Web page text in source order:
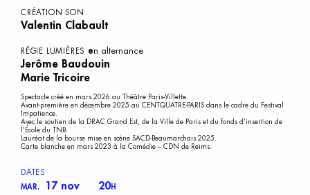
CRÉATION SON
Valentin Clabault
RÉGIE LUMIÈRES en alternance
Jerôme Baudouin
Marie Tricoire
Spectacle créé en mars 2026 au Théâtre Paris-Villette.
Avant-première en décembre 2025 au CENTQUATRE-PARIS dans le cadre du Festival
Impatience.
Avec le soutien de la DRAC Grand Est, de la Ville de Paris et du fonds d’insertion de
l’École du TNB.
Lauréat de la bourse mise en scène SACD-Beaumarchais 2025.
Carte blanche en mars 2023 à la Comédie – CDN de Reims.
DATES
MAR.
17 nov 20H